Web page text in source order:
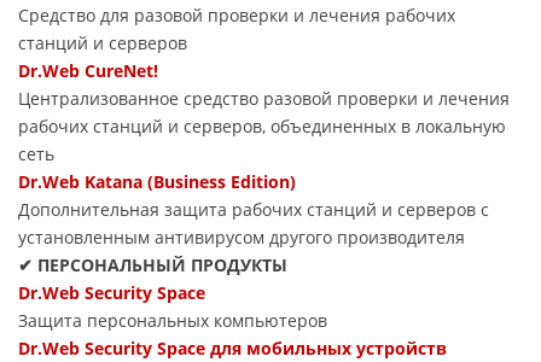
Средство для разовой проверки и лечения рабочих
станций и серверов
Dr.Web CureNet!
Централизованное средство разовой проверки и лечения
рабочих станций и серверов, объединенных в локальную
сеть
Dr.Web Katana (Business Edition)
Дополнительная защита рабочих станций и серверов с
установленным антивирусом другого производителя
✔ ПЕРСОНАЛЬНЫЙ ПРОДУКТЫ
Dr.Web Security Space
Защита персональных компьютеров
Dr.Web Security Space для мобильных устройств